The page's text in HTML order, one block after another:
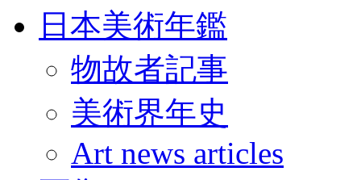
日本美術年鑑
物故者記事
美術界年史
Art news articles